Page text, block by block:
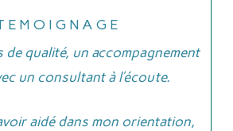
E M O I G N A G E
de qualité, un accompagnement
un consultant à l’écoute.
aidé dans mon orientation,